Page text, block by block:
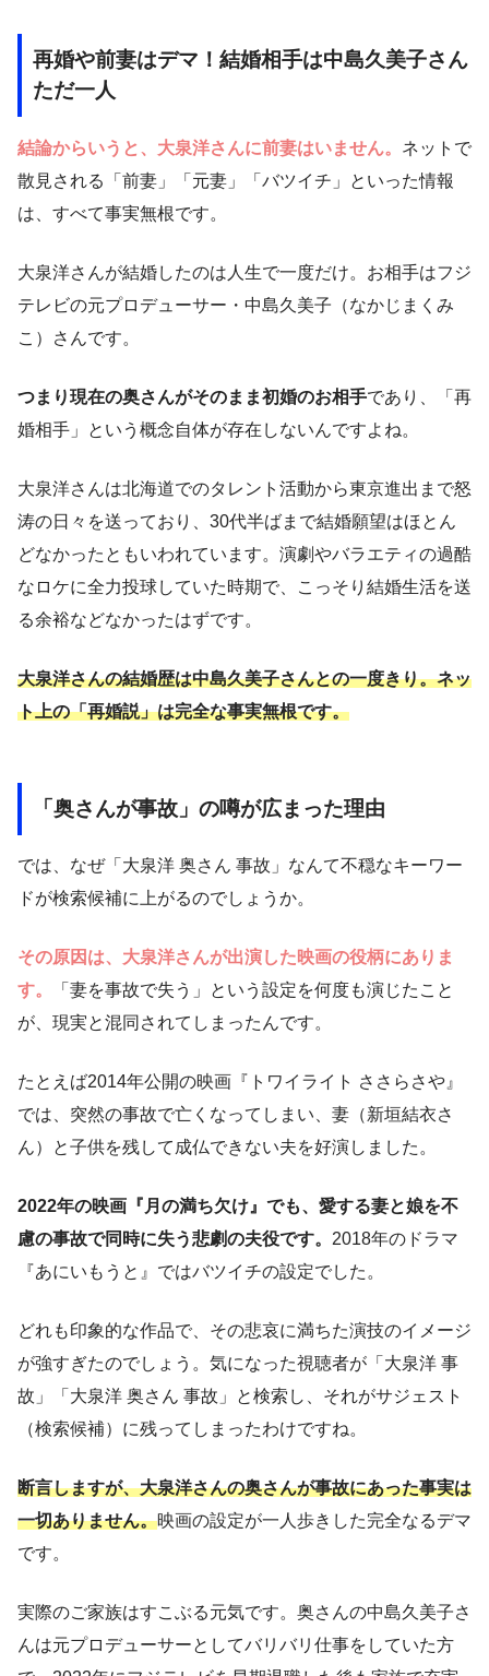
再婚や前妻はデマ！結婚相手は中島久美子さん
ただ一人
結論からいうと、大泉洋さんに前妻はいません。 ネットで
散見される「前妻」「元妻」「バツイチ」といった情報
は、すべて事実無根です。
大泉洋さんが結婚したのは人生で一度だけ。お相手はフジ
テレビの元プロデューサー・中島久美子（なかじまくみ
こ）さんです。
つまり現在の奥さんがそのまま初婚のお相手であり、「再
婚相手」という概念自体が存在しないんですよね。
大泉洋さんは北海道でのタレント活動から東京進出まで怒
涛の日々を送っており、30代半ばまで結婚願望はほとん
どなかったともいわれています。演劇やバラエティの過酷
なロケに全力投球していた時期で、こっそり結婚生活を送
る余裕などなかったはずです。
大泉洋さんの結婚歴は中島久美子さんとの一度きり。ネッ
ト上の「再婚説」は完全な事実無根です。
「奥さんが事故」の噂が広まった理由
では、なぜ「大泉洋 奥さん 事故」なんて不穏なキーワー
ドが検索候補に上がるのでしょうか。
その原因は、大泉洋さんが出演した映画の役柄にありま
す。
「妻を事故で失う」という設定を何度も演じたこと
が、現実と混同されてしまったんです。
たとえば2014年公開の映画『トワイライト ささらさや』
では、突然の事故で亡くなってしまい、妻（新垣結衣さ
ん）と子供を残して成仏できない夫を好演しました。
2022年の映画『月の満ち欠け』でも、愛する妻と娘を不
慮の事故で同時に失う悲劇の夫役です。 2018年のドラマ
『あにいもうと』ではバツイチの設定でした。
どれも印象的な作品で、その悲哀に満ちた演技のイメージ
が強すぎたのでしょう。気になった視聴者が「大泉洋 事
故」「大泉洋 奥さん 事故」と検索し、それがサジェスト
（検索候補）に残ってしまったわけですね。
断言しますが、大泉洋さんの奥さんが事故にあった事実は
一切ありません。映画の設定が一人歩きした完全なるデマ
です。
実際のご家族はすこぶる元気です。奥さんの中島久美子さ
んは元プロデューサーとしてバリバリ仕事をしていた方